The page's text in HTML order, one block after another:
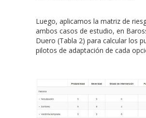
Luego, aplicamos la matriz de
ambos casos de estudio, en
Duero (Tabla 2) para calcular los
pilotos de adaptación de cada